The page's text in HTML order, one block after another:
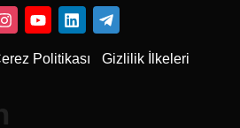
Politikası Gizlilik İlkeleri